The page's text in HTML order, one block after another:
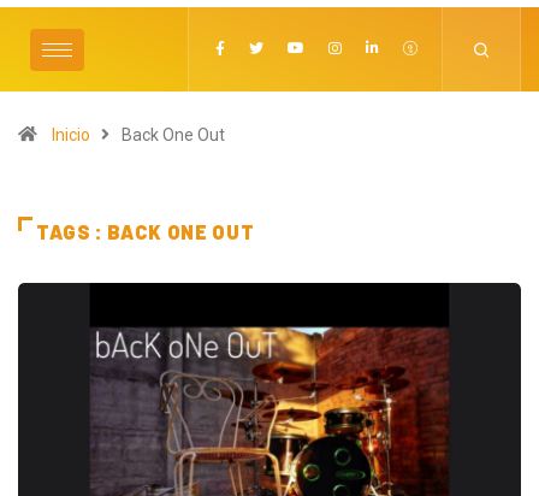
Inicio Back One Out
TAGS : BACK ONE OUT